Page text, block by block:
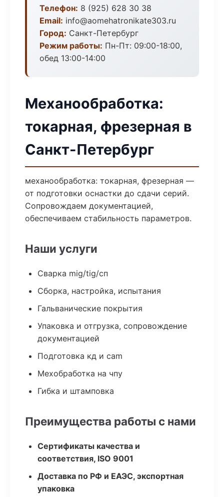
Телефон: 8 (925) 628 30 38
Email: info@aomehatronikate303.ru
Город: Санкт-Петербург
Режим работы: Пн-Пт: 09:00-18:00,
обед 13:00-14:00
Механообработка:
токарная, фрезерная в
Санкт-Петербург
механообработка: токарная, фрезерная —
от подготовки оснастки до сдачи серий.
Сопровождаем документацией,
обеспечиваем стабильность параметров.
Наши услуги
Сварка mig/tig/сп
Сборка, настройка, испытания
Гальванические покрытия
Упаковка и отгрузка, сопровождение
документацией
Подготовка кд и cam
Мехобработка на чпу
Гибка и штамповка
Преимущества работы с нами
Сертификаты качества и
соответствия, ISO 9001
Доставка по РФ и ЕАЭС, экспортная
упаковка